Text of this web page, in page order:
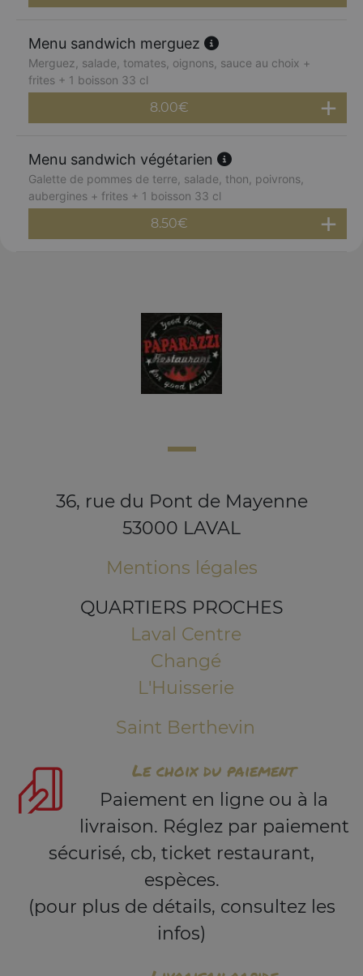
Menu sandwich merguez
Merguez, salade, tomates, oignons, sauce au choix +
frites + 1 boisson 33 cl
8.00€
Menu sandwich végétarien
Galette de pommes de terre, salade, thon, poivrons,
aubergines + frites + 1 boisson 33 cl
8.50€
36, rue du Pont de Mayenne
53000 LAVAL
Mentions légales
QUARTIERS PROCHES
Laval Centre
Changé
L'Huisserie
Saint Berthevin
Le choix du paiement
Paiement en ligne ou à la
livraison. Réglez par paiement
sécurisé, cb, ticket restaurant,
espèces.
(pour plus de détails, consultez les
infos)